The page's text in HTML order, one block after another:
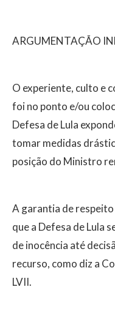
ARGUMENTAÇÃO
O experiente, culto e
foi no ponto e/ou
Defesa de Lula
tomar medidas
posição do Ministro
A garantia de
que a Defesa de Lula
de inocência até
recurso, como diz a
LVII.